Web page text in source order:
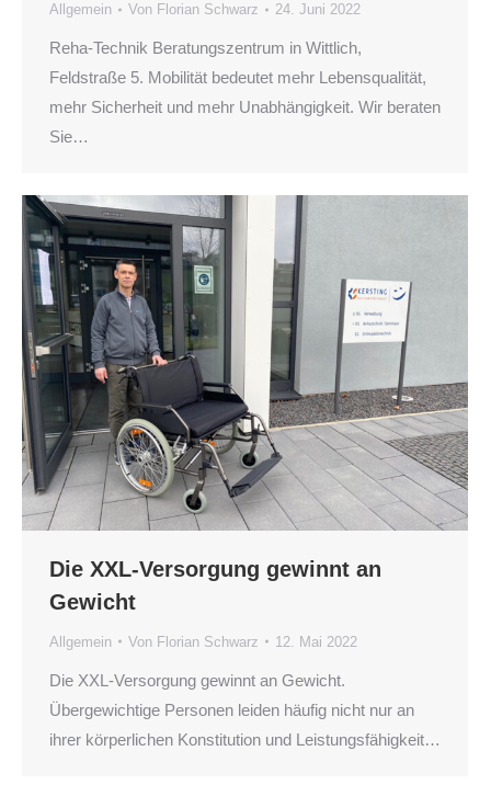
Allgemein Von Florian Schwarz 24. Juni 2022
Reha-Technik Beratungszentrum in Wittlich,
Feldstraße 5. Mobilität bedeutet mehr Lebensqualität,
mehr Sicherheit und mehr Unabhängigkeit. Wir beraten
Sie…
Die XXL-Versorgung gewinnt an
Gewicht
Allgemein Von Florian Schwarz 12. Mai 2022
Die XXL-Versorgung gewinnt an Gewicht.
Übergewichtige Personen leiden häufig nicht nur an
ihrer körperlichen Konstitution und Leistungsfähigkeit…